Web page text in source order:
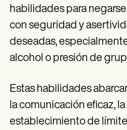
habilidades para
con seguridad y
deseadas,
alcohol o presión de
Estas habilidades
la comunicación eficaz,
establecimiento de